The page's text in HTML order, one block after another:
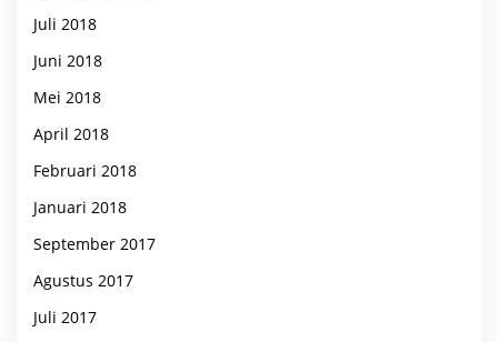
Juli 2018
Juni 2018
Mei 2018
April 2018
Februari 2018
Januari 2018
September 2017
Agustus 2017
Juli 2017